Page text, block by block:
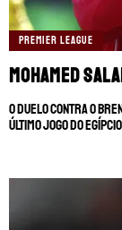
PREMIER LEAGUE
Mohamed
O duelo contra o
último jogo do